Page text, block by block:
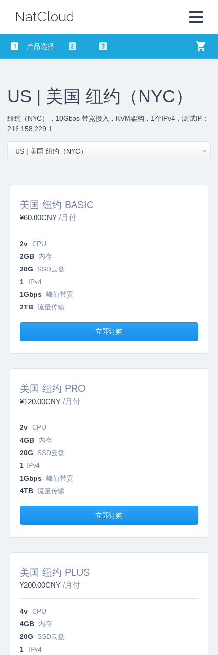
NatCloud
产品选择
US | 美国 纽约（NYC）
纽约（NYC），10Gbps 带宽接入，KVM架构，1个IPv4，测试IP：
216.158.229.1
US | 美国 纽约（NYC）
美国 纽约 BASIC
¥60.00CNY /月付
2v CPU
2GB
内存
20G
SSD云盘
1
IPv4
1Gbps
峰值带宽
2TB 流量传输
立即订购
美国 纽约 PRO
¥120.00CNY /月付
2v CPU
4GB
内存
20G
SSD云盘
1 IPv4
1Gbps
峰值带宽
4TB 流量传输
立即订购
美国 纽约 PLUS
¥200.00CNY /月付
4v CPU
4GB
内存
20G
SSD云盘
1
IPv4